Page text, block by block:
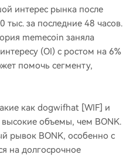
интерес рынка после
тыс. за последние 48 часов.
memecoin заняла
(OI) с ростом на 6%
помочь сегменту,
как dogwifhat [WIF] и
высокие объемы, чем BONK.
рывок BONK, особенно с
на долгосрочное